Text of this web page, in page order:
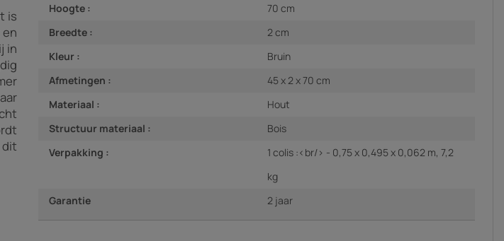
is
in
Hoogte :
70 cm
Breedte :
2 cm
Kleur :
Bruin
Afmetingen :
45 x 2 x 70 cm
Materiaal :
Hout
Structuur materiaal :
Bois
Verpakking :
1 colis :<br/> - 0,75 x 0,495 x 0,062 m, 7,2
kg
Garantie
2 jaar